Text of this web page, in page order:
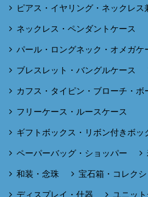
ピアス・イヤリング・ネックレス
ネックレス・ペンダントケース
パール・ロングネック・オメガケ
ブレスレット・バングルケース
カフス・タイピン・ブローチ・
フリーケース・ルースケース
ギフトボックス・リボン付きボッ
ペーパーバッグ・ショッパー
和装・念珠 宝石箱・コレク
ディスプレイ・什器 ユニッ